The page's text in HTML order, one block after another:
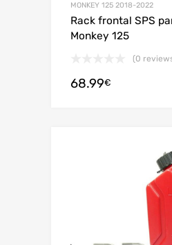
MONKEY 125 2018-2022
Rack frontal SPS
Monkey 125
(0
68.99€